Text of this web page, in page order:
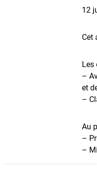
12
Cet
Les
–
et
–
Au
–
–